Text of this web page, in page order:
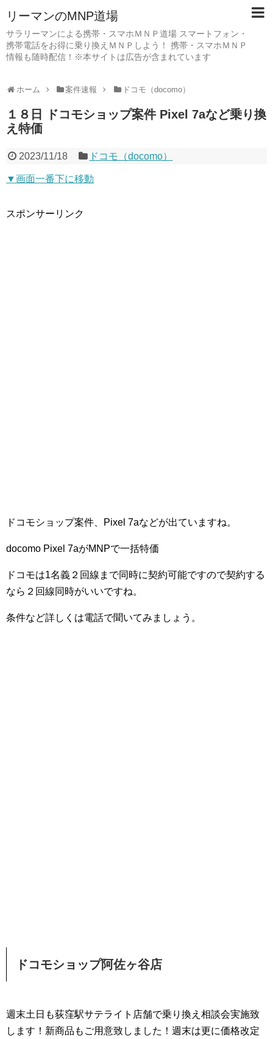
リーマンのMNP道場
サラリーマンによる携帯・スマホＭＮＰ道場 スマートフォン・
携帯電話をお得に乗り換えＭＮＰしよう！ 携帯・スマホＭＮＰ
情報も随時配信！※本サイトは広告が含まれています
ホーム 案件速報 ドコモ（docomo）
１８日 ドコモショップ案件 Pixel 7aなど乗り換
え特価
2023/11/18 ドコモ（docomo）
▼画面一番下に移動
スポンサーリンク
ドコモショップ案件、Pixel 7aなどが出ていますね。
docomo Pixel 7aがMNPで一括特価
ドコモは1名義２回線まで同時に契約可能ですので契約する
なら２回線同時がいいですね。
条件など詳しくは電話で聞いてみましょう。
ドコモショップ阿佐ヶ谷店
週末土日も荻窪駅サテライト店舗で乗り換え相談会実施致
します！新商品もご用意致しました！週末は更に価格改定